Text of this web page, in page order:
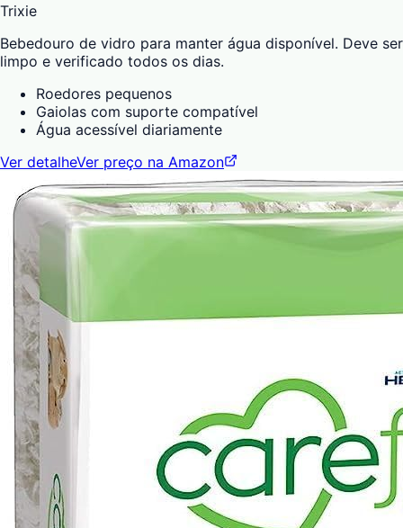
Trixie
Bebedouro de vidro para manter água disponível. Deve ser
limpo e verificado todos os dias.
Roedores pequenos
Gaiolas com suporte compatível
Água acessível diariamente
Ver detalheVer preço na Amazon